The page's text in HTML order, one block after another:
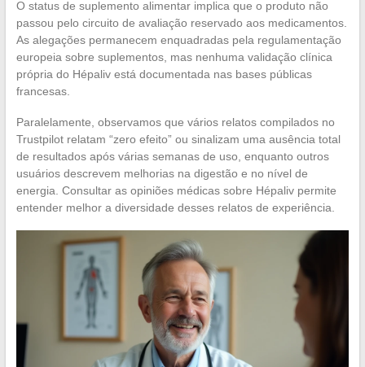
O status de suplemento alimentar implica que o produto não
passou pelo circuito de avaliação reservado aos medicamentos.
As alegações permanecem enquadradas pela regulamentação
europeia sobre suplementos, mas nenhuma validação clínica
própria do Hépaliv está documentada nas bases públicas
francesas.
Paralelamente, observamos que vários relatos compilados no
Trustpilot relatam “zero efeito” ou sinalizam uma ausência total
de resultados após várias semanas de uso, enquanto outros
usuários descrevem melhorias na digestão e no nível de
energia. Consultar as opiniões médicas sobre Hépaliv permite
entender melhor a diversidade desses relatos de experiência.